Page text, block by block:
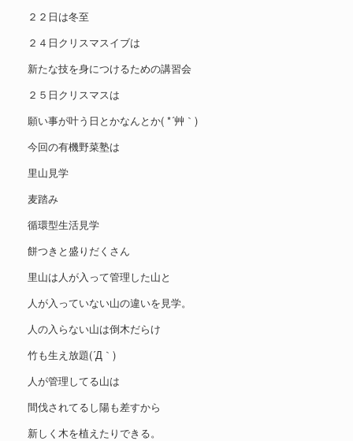
２２日は冬至
２４日クリスマスイブは
新たな技を身につけるための講習会
２５日クリスマスは
願い事が叶う日とかなんとか( *´艸｀)
今回の有機野菜塾は
里山見学
麦踏み
循環型生活見学
餅つきと盛りだくさん
里山は人が入って管理した山と
人が入っていない山の違いを見学。
人の入らない山は倒木だらけ
竹も生え放題(´Д｀)
人が管理してる山は
間伐されてるし陽も差すから
新しく木を植えたりできる。